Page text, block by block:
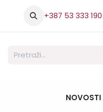
+387 53 333 190
NOVOSTI